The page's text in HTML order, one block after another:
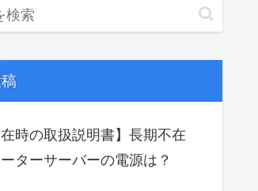
在時の取扱説明書】長期不在
ターサーバーの電源は？